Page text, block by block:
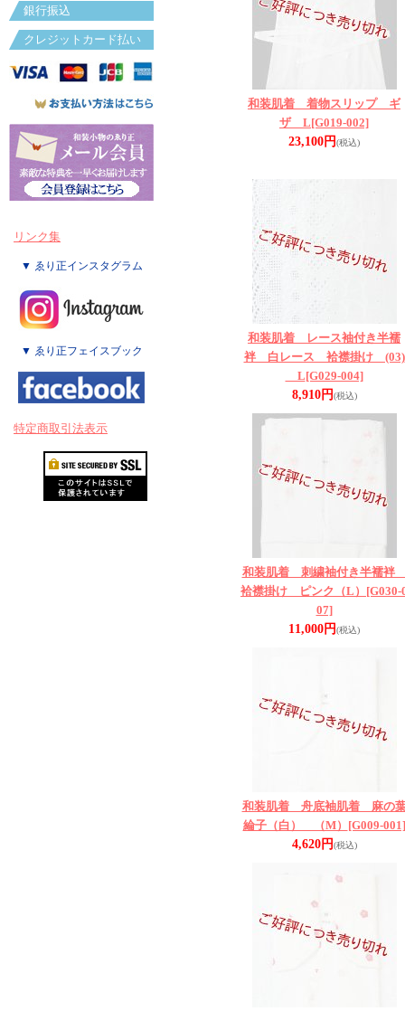
銀行振込
クレジットカード払い
リンク集
▼ ゑり正インスタグラム
▼ ゑり正フェイスブック
特定商取引法表示
和装肌着 着物スリップ ギ
ザ L[G019-002]
23,100円(税込)
和装肌着 レース袖付き半襦
袢 白レース 袷襟掛け (03)
L[G029-004]
8,910円(税込)
和装肌着 刺繍袖付き半襦
袷襟掛け ピンク（L） [G030-
07]
11,000円(税込)
和装肌着 舟底袖肌着 麻の
綸子（白） （M） [G009-001]
4,620円(税込)